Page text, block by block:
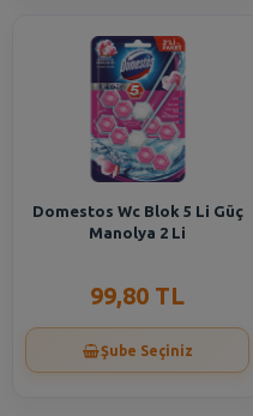
Domestos Wc Blok 5 Li Güç
Manolya 2 Li
99,80 TL
Şube Seçiniz